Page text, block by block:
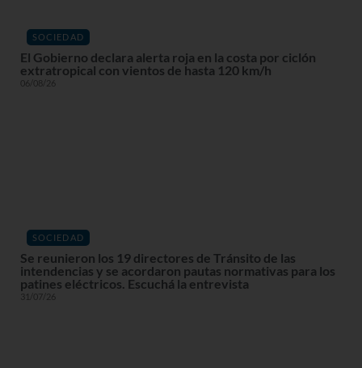
SOCIEDAD
El Gobierno declara alerta roja en la costa por ciclón
extratropical con vientos de hasta 120 km/h
06/08/26
SOCIEDAD
Se reunieron los 19 directores de Tránsito de las
intendencias y se acordaron pautas normativas para los
patines eléctricos. Escuchá la entrevista
31/07/26